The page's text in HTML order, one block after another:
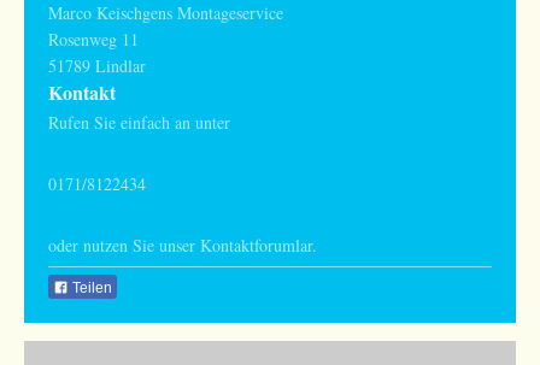
Marco Keischgens Montageservice
Rosenweg 11
51789 Lindlar
Kontakt
Rufen Sie einfach an unter
0171/8122434
oder nutzen Sie unser Kontaktforumlar.
Teilen